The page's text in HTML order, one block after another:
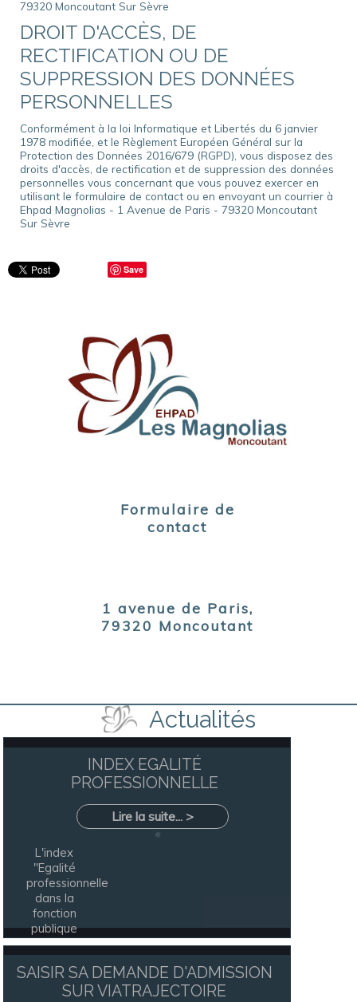
79320 Moncoutant Sur Sèvre
DROIT D'ACCÈS, DE
RECTIFICATION OU DE
SUPPRESSION DES DONNÉES
PERSONNELLES
Conformément à la loi Informatique et Libertés du 6 janvier
1978 modifiée, et le Règlement Européen Général sur la
Protection des Données 2016/679 (RGPD), vous disposez des
droits d'accès, de rectification et de suppression des données
personnelles vous concernant que vous pouvez exercer en
utilisant le formulaire de contact ou en envoyant un courrier à
Ehpad Magnolias - 1 Avenue de Paris - 79320 Moncoutant
Sur Sèvre
Save
Formulaire de
contact
1 avenue de Paris,
79320 Moncoutant
Actualités
INDEX EGALITÉ
PROFESSIONNELLE
Lire la suite... >
L'index
"Egalité
professionnelle
dans la
fonction
publique
Hospitalière"
...[]
SAISIR SA DEMANDE D'ADMISSION
SUR VIATRAJECTOIRE